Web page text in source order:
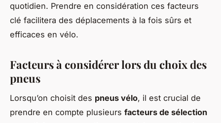
quotidien. Prendre en considération ces facteurs
clé facilitera des déplacements à la fois sûrs et
efficaces en vélo.
Facteurs à considérer lors du choix des
pneus
Lorsqu’on choisit des pneus vélo, il est crucial de
prendre en compte plusieurs facteurs de sélection